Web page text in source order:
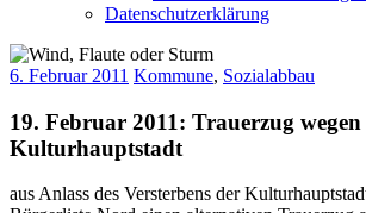
Datenschutzerklärung
6. Februar 2011 Kommune, Sozialabbau
19. Februar 2011: Trauerzug wegen
Kulturhauptstadt
aus Anlass des Versterbens der